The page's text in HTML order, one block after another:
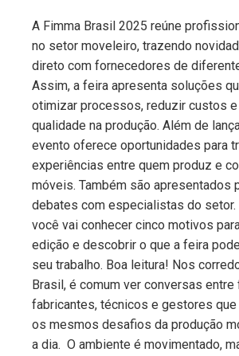
A Fimma Brasil 2025 reúne
no setor moveleiro, trazendo
direto com fornecedores de
Assim, a feira apresenta soluções
otimizar processos, reduzir custos e
qualidade na produção. Além de
evento oferece oportunidades para
experiências entre quem produz e
móveis. Também são apresentados
debates com especialistas do setor.
você vai conhecer cinco motivos
edição e descobrir o que a feira
seu trabalho. Boa leitura! Nos
Brasil, é comum ver conversas
fabricantes, técnicos e gestores
os mesmos desafios da produção
a dia. O ambiente é movimentado,